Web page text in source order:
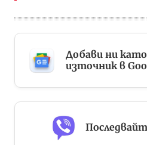
Добави ни
източник в